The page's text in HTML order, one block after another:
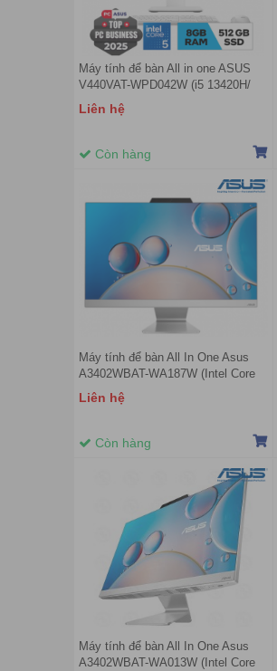
Máy tính để bàn All in one ASUS
V440VAT-WPD042W (i5 13420H/
8GB/ 512GB SSD/ 23.8inch/ Touch/
Key + Mouse Wireless/ Win11/
Liên hệ
Còn hàng
Máy tính để bàn All In One Asus
A3402WBAT-WA187W (Intel Core
i5-1235U | 8GB | 512GB | Intel UHD
| 23.8 inch FHD | Cảm ứng | Win 11
Liên hệ
Còn hàng
Máy tính để bàn All In One Asus
A3402WBAT-WA013W (Intel Core